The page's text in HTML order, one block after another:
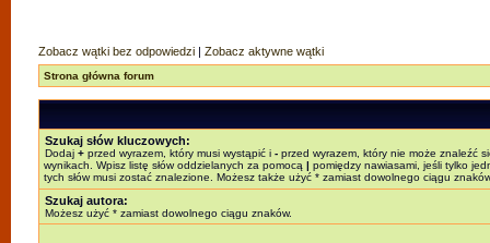
Zobacz wątki bez odpowiedzi | Zobacz aktywne wątki
Strona główna forum
Szukaj słów kluczowych:
Dodaj + przed wyrazem, który musi wystąpić i - przed wyrazem, który nie może znaleźć
wynikach. Wpisz listę słów oddzielanych za pomocą | pomiędzy nawiasami, jeśli tylko
tych słów musi zostać znalezione. Możesz także użyć * zamiast dowolnego ciągu
Szukaj autora:
Możesz użyć * zamiast dowolnego ciągu znaków.